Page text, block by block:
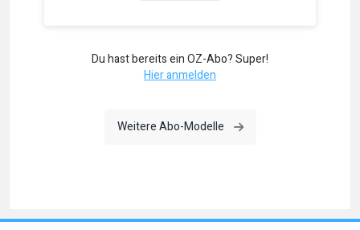
Du hast bereits ein OZ-Abo? Super!
Hier anmelden
Weitere Abo-Modelle